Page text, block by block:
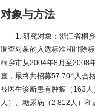
对象与方法
1. 研究对象：浙江省桐
调查对象的入选标准和排除
桐乡市从2004年8月至2008
查，最终共招募57 704人合
被医生诊断患有肿瘤（163
人）、糖尿病（2 812人）